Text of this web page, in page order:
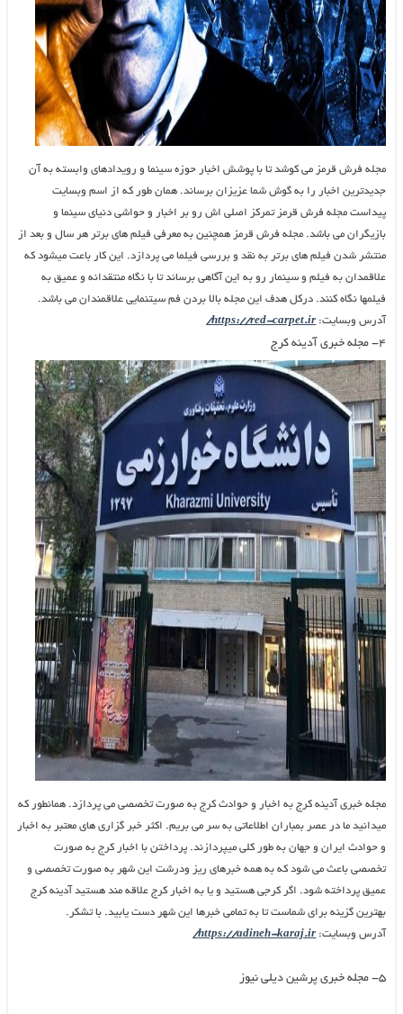
مجله فرش قرمز می کوشد تا با پوشش اخبار حوزه سینما و رویدادهای وابسته به آن
جدیدترین اخبار را به گوش شما عزیزان برساند. همان طور که از اسم وبسایت
پیداست مجله فرش قرمز تمرکز اصلی اش رو بر اخبار و حواشی دنیای سینما و
بازیگران می باشد. مجله فرش قرمز همچنین به معرفی فیلم های برتر هر سال و بعد از
منتشر شدن فیلم های برتر به نقد و بررسی فیلما می پردازد. این کار باعت میشود که
علاقمدان به فیلم و سینمار رو به این آگاهی برساند تا با نگاه منتقدانه و عمیق به
فیلمها نگاه کنند. درکل هدف این مجله بالا بردن فم سیتنمایی علاقمندان می باشد.
آدرس وبسایت: https://red-carpet.ir/
۴- مجله خبری آدینه کرج
مجله خبری آدینه کرج به اخبار و حوادث کرج به صورت تخصصی می پردازد. همانطور که
میدانید ما در عصر بمباران اطلاعاتی به سر می بریم. اکثر خبر گزاری های معتبر به اخبار
و حوادث ایران و جهان به طور کلی میپردازند. پرداختن با اخبار کرج به صورت
تخصصی باعث می شود که به همه خبرهای ریز ودرشت این شهر به صورت تخصصی و
عمیق پرداخته شود. اگر کرجی هستید و یا به اخبار کرج علاقه مند هستید آدینه کرج
بهترین گزینه برای شماست تا به تمامی خبرها این شهر دست یابید. با تشکر.
آدرس وبسایت: https://adineh-karaj.ir/
۵- مجله خبری پرشین دیلی نیوز